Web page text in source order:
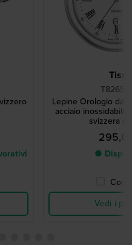
Lepine Orologio da
acciaio inossidabile
svizzera
●
Vedi i